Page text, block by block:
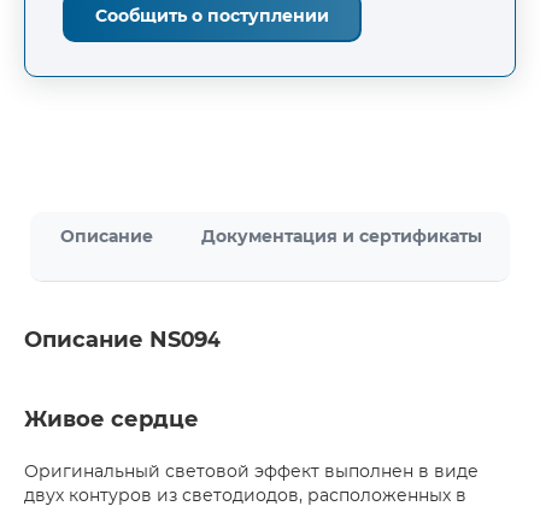
Сообщить о поступлении
Описание Документация и сертификаты
Описание NS094
Живое сердце
Оригинальный световой эффект выполнен в виде
двух контуров из светодиодов, расположенных в